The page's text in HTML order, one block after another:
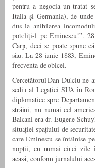
pentru a negocia un tratat
Italia și Germania), de
dus la anihilarea
potoliți-l pe Eminescu!”.
Carp, deci se poate spune
său. La 28 iunie 1883,
frecventa de obicei.
Cercetătorul Dan Dulciu ne
sediu al Legației SUA în
diplomatice spre
străini, nu numai cel
Balcani era dr. Eugene
situației spațiului de
care Eminescu se întâlnise
nopții, cu numai cinci zile
acasă, conform jurnalului